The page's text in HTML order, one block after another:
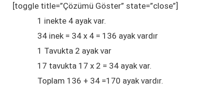
[toggle title=”Çözümü Göster” state=”close”]
1 inekte 4 ayak var.
34 inek = 34 x 4 = 136 ayak vardır
1 Tavukta 2 ayak var
17 tavukta 17 x 2 = 34 ayak var.
Toplam 136 + 34 =170 ayak vardır.